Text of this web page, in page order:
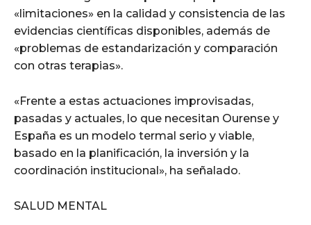
«limitaciones» en la calidad y consistencia de las
evidencias científicas disponibles, además de
«problemas de estandarización y comparación
con otras terapias».
«Frente a estas actuaciones improvisadas,
pasadas y actuales, lo que necesitan Ourense y
España es un modelo termal serio y viable,
basado en la planificación, la inversión y la
coordinación institucional», ha señalado.
SALUD MENTAL